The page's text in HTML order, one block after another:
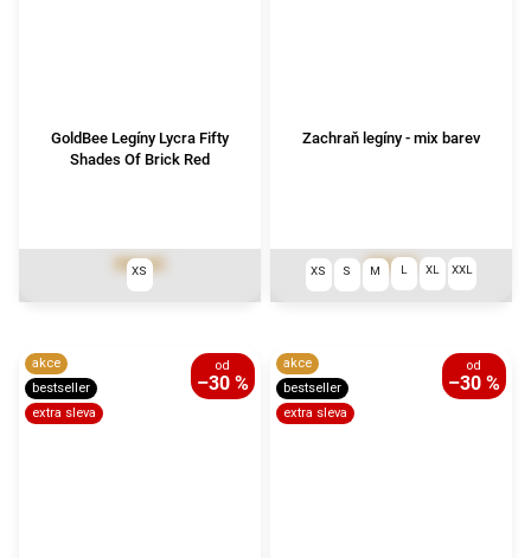
GoldBee Legíny Lycra Fifty
Shades Of Brick Red
590 Kč
XS
Zachraň legíny - mix barev
790 Kč
XS S M L XL XXL
akce
bestseller
extra sleva
od
–30 %
akce
bestseller
extra sleva
od
–30 %